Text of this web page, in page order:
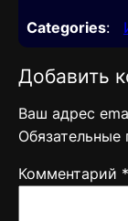
Categories:
Добавить
Ваш адрес
Комментарий *